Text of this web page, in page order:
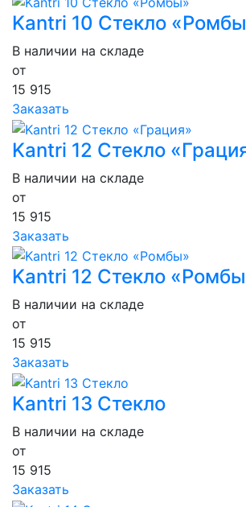
Kantri 10 Стекло
В наличии на складе
от
15 915
Заказать
Kantri 12 Стекло
В наличии на складе
от
15 915
Заказать
Kantri 12 Стекло
В наличии на складе
от
15 915
Заказать
Kantri 13 Стекло
В наличии на складе
от
15 915
Заказать